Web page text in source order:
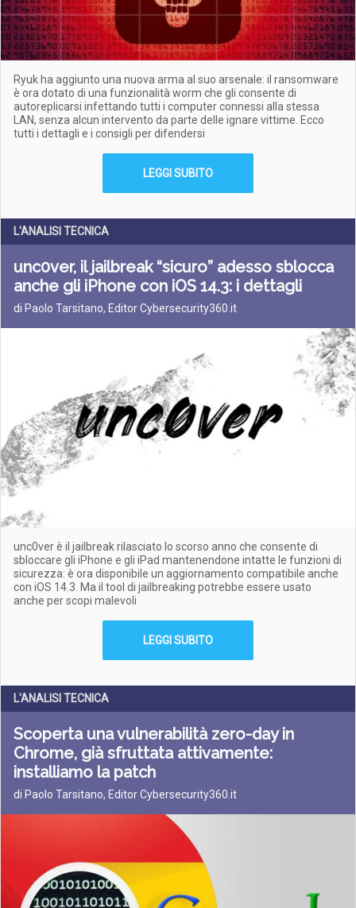
Ryuk ha aggiunto una nuova arma al suo arsenale: il ransomware
è ora dotato di una funzionalità worm che gli consente di
autoreplicarsi infettando tutti i computer connessi alla stessa
LAN, senza alcun intervento da parte delle ignare vittime. Ecco
tutti i dettagli e i consigli per difendersi
LEGGI SUBITO
L'ANALISI TECNICA
unc0ver, il jailbreak “sicuro” adesso sblocca
anche gli iPhone con iOS 14.3: i dettagli
di Paolo Tarsitano, Editor Cybersecurity360.it
unc0ver è il jailbreak rilasciato lo scorso anno che consente di
sbloccare gli iPhone e gli iPad mantenendone intatte le funzioni di
sicurezza: è ora disponibile un aggiornamento compatibile anche
con iOS 14.3. Ma il tool di jailbreaking potrebbe essere usato
anche per scopi malevoli
LEGGI SUBITO
L'ANALISI TECNICA
Scoperta una vulnerabilità zero-day in
Chrome, già sfruttata attivamente:
installiamo la patch
di Paolo Tarsitano, Editor Cybersecurity360.it